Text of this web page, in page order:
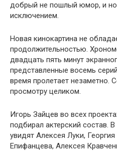
добрый не пошлый юмор, и
исключением.
Новая кинокартина не
продолжительностью.
двадцать пять минут
представленные восемь
время пролетает незаметно.
просмотру целиком.
Игорь Зайцев во всех
подбирал актерский состав.
увидят Алексея Луки,
Епифанцева, Алексея